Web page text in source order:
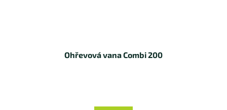
Ohřevová vana Combi 200